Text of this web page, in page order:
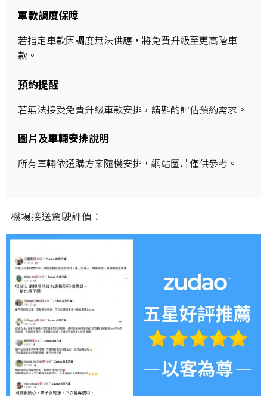
車款調度保障
若指定車款因調度無法供應，將免費升級至更高階車
款。
預約提醒
若無法接受免費升級車款安排，請斟酌評估預約需求。
圖片及車輛安排說明
所有車輛依選購方案隨機安排，網站圖片僅供參考。
機場接送駕駛評價：